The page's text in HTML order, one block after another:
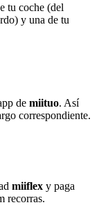
tu coche (del
y una de tu
de miituo. Así
correspondiente.
miiflex y paga
recorras.